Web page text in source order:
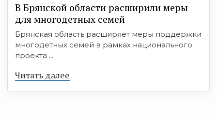
В Брянской области расширили меры
для многодетных семей
Брянская область расширяет меры поддержки
многодетных семей в рамках национального
проекта ...
Читать далее